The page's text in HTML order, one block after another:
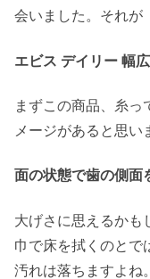
会いました。それが
エビス デイリー 幅
まずこの商品、糸っ
メージがあると思い
面の状態で歯の側面
大げさに思えるかも
巾で床を拭くのとで
汚れは落ちますよね